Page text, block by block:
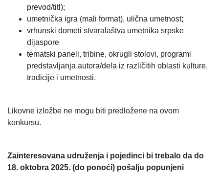
prevod/titl);
umetnička igra (mali format), ulična umetnost;
vrhunski dometi stvaralaštva umetnika srpske
dijaspore
tematski paneli, tribine, okrugli stolovi, programi
predstavljanja autora/dela iz različitih oblasti kulture,
tradicije i umetnosti.
Likovne izložbe ne mogu biti predložene na ovom
konkursu.
Zainteresovana udruženja i pojedinci bi trebalo da do
18. oktobra 2025. (do ponoći) pošalju popunjeni